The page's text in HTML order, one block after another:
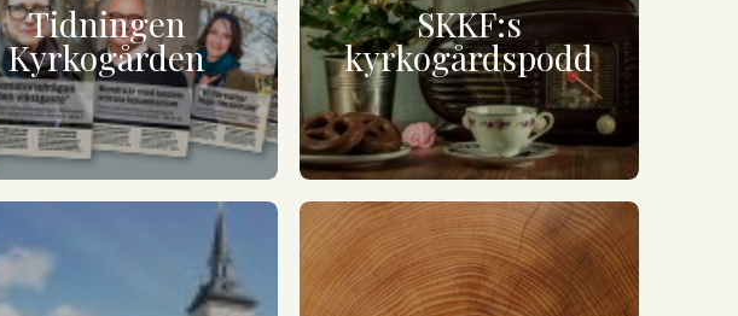
Tidningen
Kyrkogården
SKKF:s
kyrkogårdspodd